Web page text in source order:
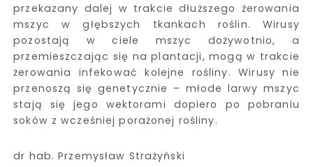
przekazany dalej w trakcie dłuższego żerowania
mszyc w głębszych tkankach roślin. Wirusy
pozostają w ciele mszyc dożywotnio, a
przemieszczając się na plantacji, mogą w trakcie
żerowania infekować kolejne rośliny. Wirusy nie
przenoszą się genetycznie – młode larwy mszyc
stają się jego wektorami dopiero po pobraniu
soków z wcześniej porażonej rośliny.
dr hab. Przemysław Strażyński